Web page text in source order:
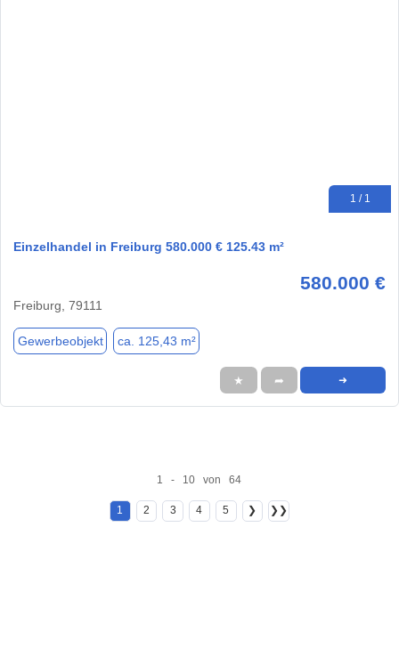
1 / 1
Einzelhandel in Freiburg 580.000 € 125.43 m²
580.000 €
Freiburg, 79111
Gewerbeobjekt ca. 125,43 m²
★ ➦ ➜
1 - 10 von 64
1 2 3 4 5 ❯ ❯❯